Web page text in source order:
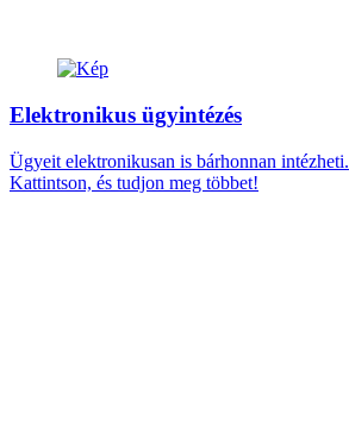
Elektronikus ügyintézés
Ügyeit elektronikusan is bárhonnan intézheti.
Kattintson, és tudjon meg többet!